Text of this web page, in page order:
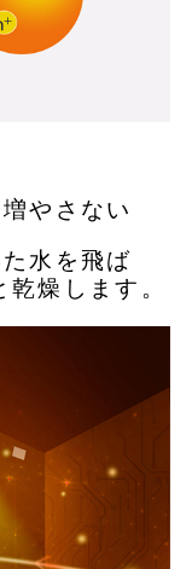
やさない
水を飛ば
燥します。